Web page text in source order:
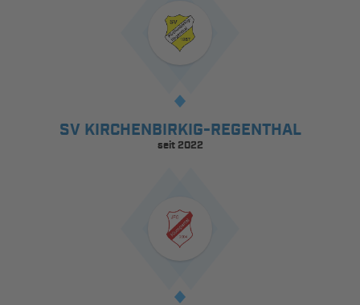
SV KIRCHENBIRKIG-REGENTHAL
seit 2022